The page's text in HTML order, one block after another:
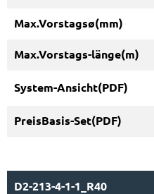
D2-213-4-1-1_R40